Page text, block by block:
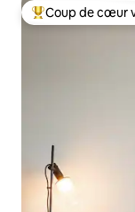
Coups de cœur
Coup de cœur